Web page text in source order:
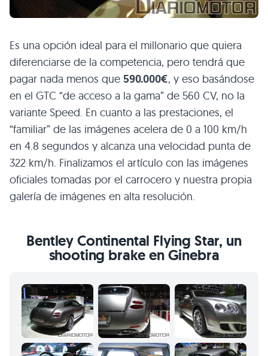
Es una opción ideal para el millonario que quiera
diferenciarse de la competencia, pero tendrá que
pagar nada menos que 590.000€, y eso basándose
en el GTC “de acceso a la gama” de 560 CV, no la
variante Speed. En cuanto a las prestaciones, el
“familiar” de las imágenes acelera de 0 a 100 km/h
en 4.8 segundos y alcanza una velocidad punta de
322 km/h. Finalizamos el artículo con las imágenes
oficiales tomadas por el carrocero y nuestra propia
galería de imágenes en alta resolución.
Bentley Continental Flying Star, un
shooting brake en Ginebra